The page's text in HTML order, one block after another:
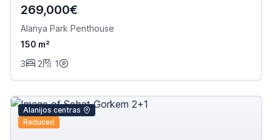
269,000€
Alanya Park Penthouse
150 m²
3
2 1
Alanijos centras
Reduced